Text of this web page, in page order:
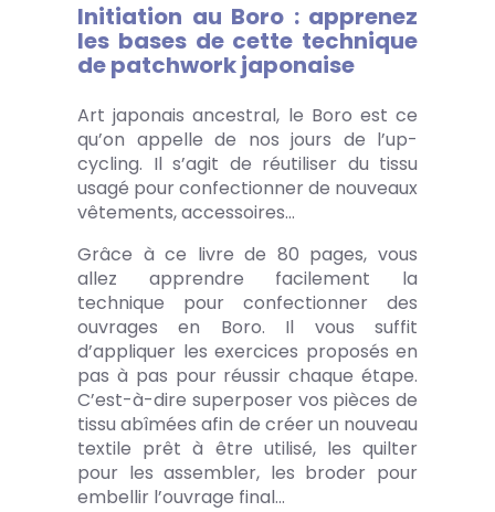
Initiation au Boro : apprenez
les bases de cette technique
de patchwork japonaise
Art japonais ancestral, le Boro est ce
qu’on appelle de nos jours de l’up-
cycling. Il s’agit de réutiliser du tissu
usagé pour confectionner de nouveaux
vêtements, accessoires…
Grâce à ce livre de 80 pages, vous
allez apprendre facilement la
technique pour confectionner des
ouvrages en Boro. Il vous suffit
d’appliquer les exercices proposés en
pas à pas pour réussir chaque étape.
C’est-à-dire superposer vos pièces de
tissu abîmées afin de créer un nouveau
textile prêt à être utilisé, les quilter
pour les assembler, les broder pour
embellir l’ouvrage final…